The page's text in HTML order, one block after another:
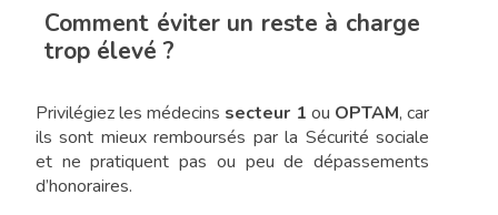
Comment éviter un reste à charge
trop élevé ?
Privilégiez les médecins secteur 1 ou OPTAM, car
ils sont mieux remboursés par la Sécurité sociale
et ne pratiquent pas ou peu de dépassements
d’honoraires.